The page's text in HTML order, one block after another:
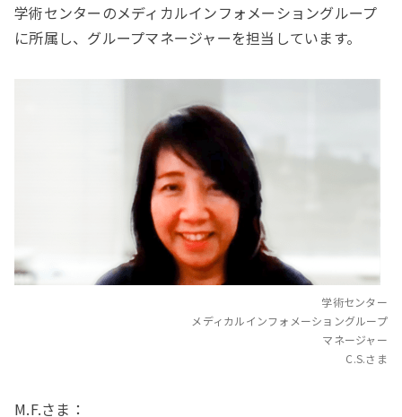
学術センターのメディカルインフォメーショングループ
に所属し、グループマネージャーを担当しています。
学術センター
メディカルインフォメーショングループ
マネージャー
C.S.さま
M.F.さま：